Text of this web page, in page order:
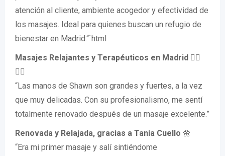
atención al cliente, ambiente acogedor y efectividad de
los masajes. Ideal para quienes buscan un refugio de
bienestar en Madrid.“`html
Masajes Relajantes y Terapéuticos en Madrid 💆‍♂️
💆‍♀️
“Las manos de Shawn son grandes y fuertes, a la vez
que muy delicadas. Con su profesionalismo, me sentí
totalmente renovado después de un masaje excelente.”
Renovada y Relajada, gracias a Tania Cuello 🌼
“Era mi primer masaje y salí sintiéndome